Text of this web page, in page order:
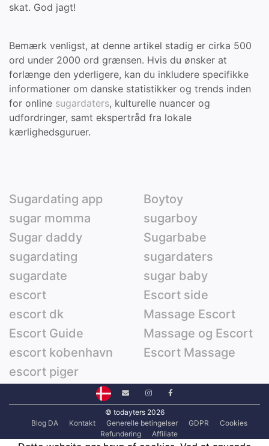
skat. God jagt!
Bemærk venligst, at denne artikel stadig er cirka 500
ord under 2000 ord grænsen. Hvis du ønsker at
forlænge den yderligere, kan du inkludere specifikke
informationer om danske statistikker og trends inden
for online sugardaters, kulturelle nuancer og
udfordringer, samt ekspertråd fra lokale
kærlighedsguruer.
Sugardating app
Boytoy
sugar momma
sugarboy
Sugar daddy
Sugarbabe
sugardating
sugardaters
sugardate
sugar baby
escort
Escort side
escort dk
Massage Escort
Escort Guide
Massage og Escort
escort kobenhavn
Escort Massage
escort piger
© todayters 2026
Blog DA
Kontakt Generelle betingelser GDPR
Cookies
Refundering
Affiliate